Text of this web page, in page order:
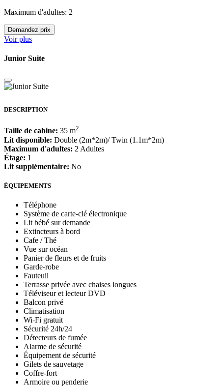
Maximum d'adultes: 2
Demandez prix
Voir plus
Junior Suite
DESCRIPTION
Taille de cabine: 35 m2
Lit disponible: Double (2m*2m)/ Twin (1.1m*2m)
Maximum d'adultes: 2 Adultes
Étage: 1
Lit supplémentaire: No
ÉQUIPEMENTS
Téléphone
Système de carte-clé électronique
Lit bébé sur demande
Extincteurs à bord
Cafe / Thé
Vue sur océan
Panier de fleurs et de fruits
Garde-robe
Fauteuil
Terrasse privée avec chaises longues
Téléviseur et lecteur DVD
Balcon privé
Climatisation
Wi-Fi gratuit
Sécurité 24h/24
Détecteurs de fumée
Alarme de sécurité
Équipement de sécurité
Gilets de sauvetage
Coffre-fort
Armoire ou penderie